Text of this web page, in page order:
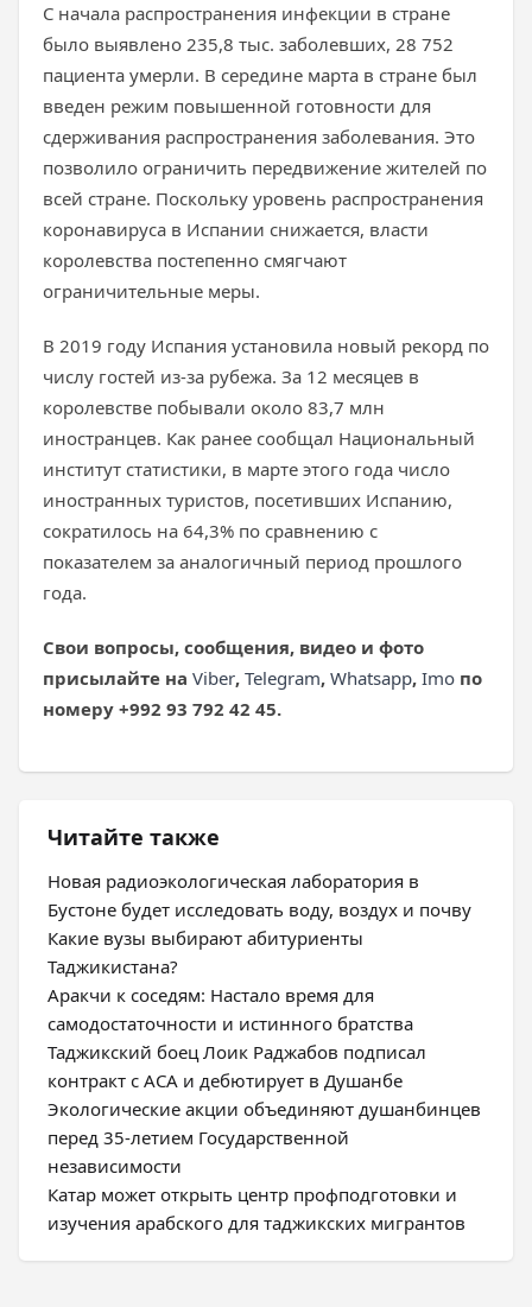
С начала распространения инфекции в стране
было выявлено 235,8 тыс. заболевших, 28 752
пациента умерли. В середине марта в стране был
введен режим повышенной готовности для
сдерживания распространения заболевания. Это
позволило ограничить передвижение жителей по
всей стране. Поскольку уровень распространения
коронавируса в Испании снижается, власти
королевства постепенно смягчают
ограничительные меры.
В 2019 году Испания установила новый рекорд по
числу гостей из-за рубежа. За 12 месяцев в
королевстве побывали около 83,7 млн
иностранцев. Как ранее сообщал Национальный
институт статистики, в марте этого года число
иностранных туристов, посетивших Испанию,
сократилось на 64,3% по сравнению с
показателем за аналогичный период прошлого
года.
Свои вопросы, сообщения, видео и фото
присылайте на Viber, Telegram, Whatsapp, Imo по
номеру +992 93 792 42 45.
Читайте также
Новая радиоэкологическая лаборатория в
Бустоне будет исследовать воду, воздух и почву
Какие вузы выбирают абитуриенты
Таджикистана?
Аракчи к соседям: Настало время для
самодостаточности и истинного братства
Таджикский боец Лоик Раджабов подписал
контракт с ACA и дебютирует в Душанбе
Экологические акции объединяют душанбинцев
перед 35-летием Государственной
независимости
Катар может открыть центр профподготовки и
изучения арабского для таджикских мигрантов